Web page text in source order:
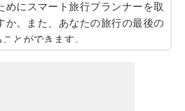
めにスマート旅行プランナーを取
か。また、あなたの旅行の最後の
とができます。